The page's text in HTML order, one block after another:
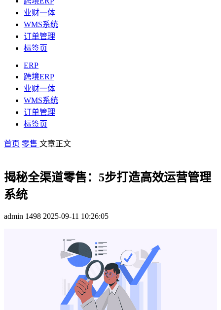
业财一体
WMS系统
订单管理
标签页
ERP
跨境ERP
业财一体
WMS系统
订单管理
标签页
首页 零售 文章正文
揭秘全渠道零售：5步打造高效运营管理
系统
admin 1498 2025-09-11 10:26:05